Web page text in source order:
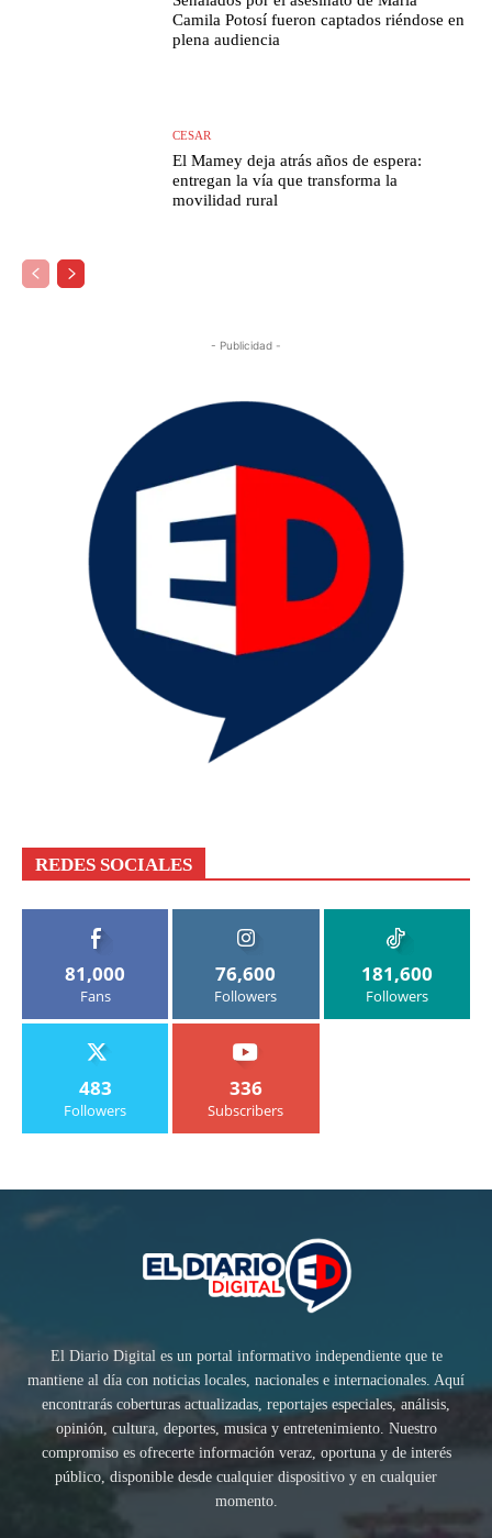
Camila Potosí fueron captados riéndose en
plena audiencia
CESAR
El Mamey deja atrás años de espera:
entregan la vía que transforma la
movilidad rural
- Publicidad -
REDES SOCIALES
81,000
Fans
76,600
Followers
181,600
Followers
483
Followers
336
Subscribers
El Diario Digital es un portal informativo independiente que te
mantiene al día con noticias locales, nacionales e internacionales. Aquí
encontrarás coberturas actualizadas, reportajes especiales, análisis,
opinión, cultura, deportes, musica y entretenimiento. Nuestro
compromiso es ofrecerte información veraz, oportuna y de interés
público, disponible desde cualquier dispositivo y en cualquier
momento.